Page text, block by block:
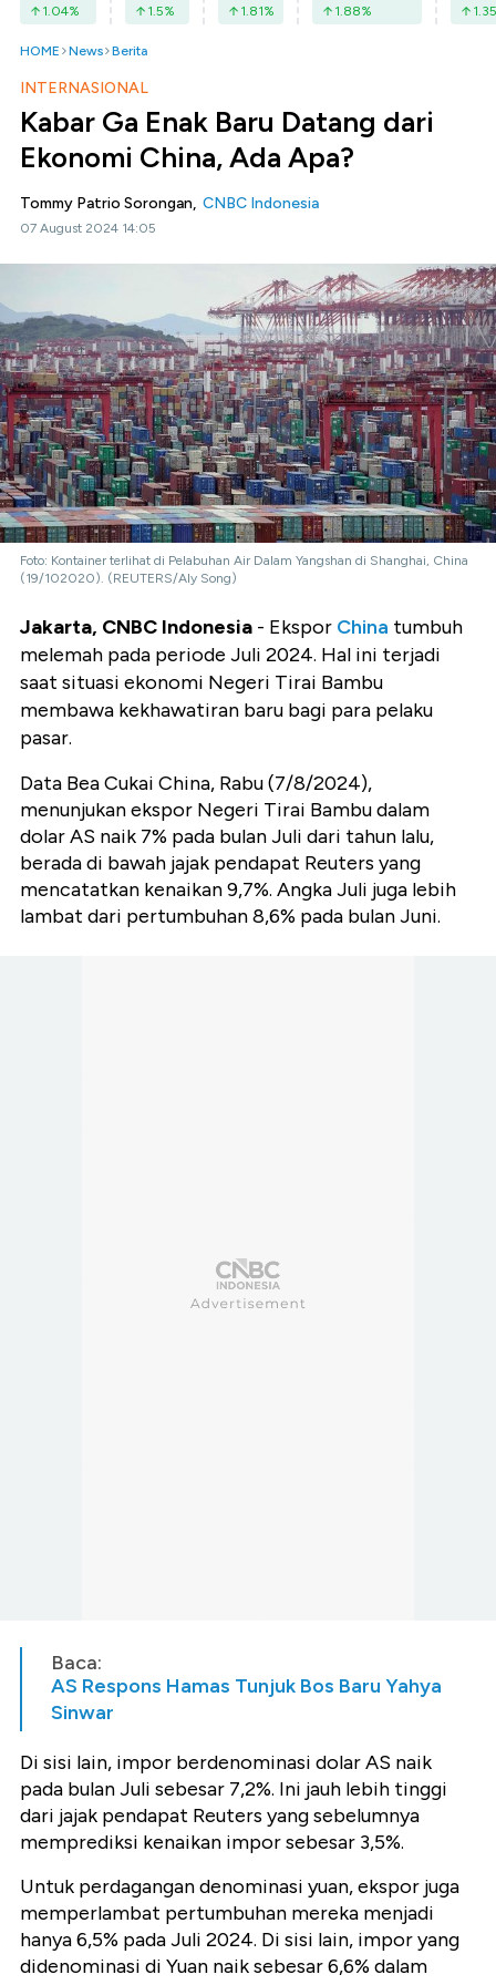
1.04% 1.5% 1.81% 1.88% 1.35
HOME News Berita
INTERNASIONAL
Kabar Ga Enak Baru Datang dari
Ekonomi China, Ada Apa?
Tommy Patrio Sorongan, CNBC Indonesia
07 August 2024 14:05
Foto: Kontainer terlihat di Pelabuhan Air Dalam Yangshan di Shanghai, China
(19/102020). (REUTERS/Aly Song)
Jakarta, CNBC Indonesia - Ekspor China tumbuh
melemah pada periode Juli 2024. Hal ini terjadi
saat situasi ekonomi Negeri Tirai Bambu
membawa kekhawatiran baru bagi para pelaku
pasar.
Data Bea Cukai China, Rabu (7/8/2024),
menunjukan ekspor Negeri Tirai Bambu dalam
dolar AS naik 7% pada bulan Juli dari tahun lalu,
berada di bawah jajak pendapat Reuters yang
mencatatkan kenaikan 9,7%. Angka Juli juga lebih
lambat dari pertumbuhan 8,6% pada bulan Juni.
Baca:
AS Respons Hamas Tunjuk Bos Baru Yahya
Sinwar
Di sisi lain, impor berdenominasi dolar AS naik
pada bulan Juli sebesar 7,2%. Ini jauh lebih tinggi
dari jajak pendapat Reuters yang sebelumnya
memprediksi kenaikan impor sebesar 3,5%.
Untuk perdagangan denominasi yuan, ekspor juga
memperlambat pertumbuhan mereka menjadi
hanya 6,5% pada Juli 2024. Di sisi lain, impor yang
didenominasi di Yuan naik sebesar 6,6% dalam